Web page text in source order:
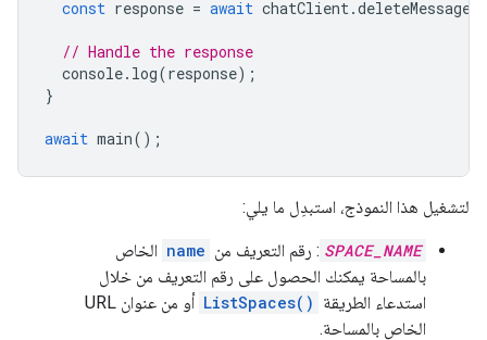
const response = await chatClient.deleteMessage
// Handle the response
console. log(response);
}
await main();
لتشغيل هذا النموذج، استبدِل ما يلي:
SPACE_NAME : رقم التعريف من name الخاص
بالمساحة يمكنك الحصول على رقم التعريف من خلال
استدعاء الطريقة ListSpaces()
أو من عنوان URL
الخاص بالمساحة.